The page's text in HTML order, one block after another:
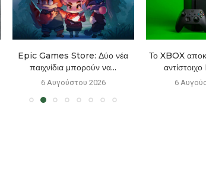
Epic Games Store: Δύο νέα
παιχνίδια μπορούν να...
6 Αυγούστου 2026
Το XBOX
6